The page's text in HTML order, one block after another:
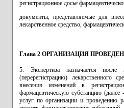
регистрационное досье
документы, представляемые для
лекарственное средство,
Глава 2 ОРГАНИЗАЦИЯ
5. Экспертиза назначается после
(перерегистрацию) лекарственного
внесения изменений в
фармацевтическую субстанцию (далее
услуг по организации и проведению